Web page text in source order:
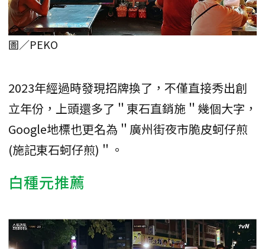
圖／PEKO
2023年經過時發現招牌換了，不僅直接秀出創
立年份，上頭還多了＂東石直銷施＂幾個大字，
Google地標也更名為＂廣州街夜市脆皮蚵仔煎
(施記東石蚵仔煎)＂。
白種元推薦